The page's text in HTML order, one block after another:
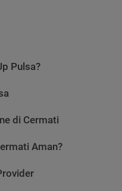
Pulsa?
di Cermati
Aman?